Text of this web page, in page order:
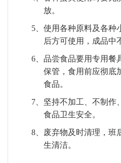
放。
5、 使用各种原料及各种
后方可使用，成品中
6、 品尝食品要用专用餐
保管，食用前应彻底
食品。
7、 坚持不加工、不制作
食品卫生安全。
8、
废弃物及时清理，班
生清洁。